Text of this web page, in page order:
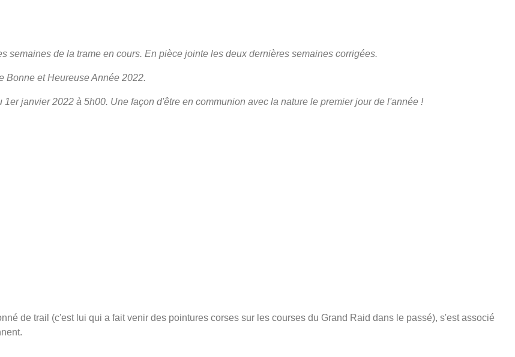
semaines de la trame en cours. En pièce jointe les deux dernières semaines corrigées.
Bonne et Heureuse Année 2022.
janvier 2022 à 5h00. Une façon d'être en communion avec la nature le premier jour de l'année !
de trail (c'est lui qui a fait venir des pointures corses sur les courses du Grand Raid dans le passé), s'est associé